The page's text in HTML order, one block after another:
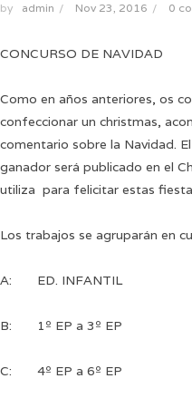
by admin / Nov 23, 2016 / 0
CONCURSO DE NAVIDAD
Como en años anteriores, os
confeccionar un christmas,
comentario sobre la Navidad.
ganador será publicado en el
utiliza para felicitar estas
Los trabajos se agruparán
A: ED. INFANTIL
B: 1º EP a 3º EP
C: 4º EP a 6º EP